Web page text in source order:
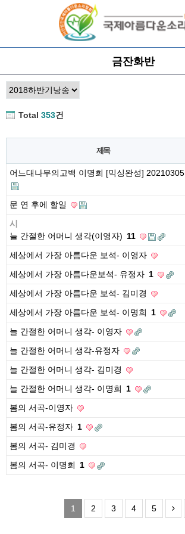
금잔화반
Total 353건
제목
어느대나무의고백 이명희 [믹싱완성] 20210305
문 연 후에 할일
시
늘 간절한 어머니 생각(이영자) 11
세상에서 가장 아름다운 보석- 이영자
세상에서 가장 아름다운보석- 유정자 1
세상에서 가장 아름다운 보석- 김미경
세상에서 가장 아름다운 보석- 이명희
1
늘 간절한 어머니 생각- 이영자
늘 간절한 어머니 생각-유정자
늘 간절한 어머니 생각- 김미경
늘 간절한 어머니 생각- 이명희
1
봄의 서곡-이영자
봄의 서곡-유정자 1
봄의 서곡- 김미경
봄의 서곡- 이명희
1
1 2 3 4 5